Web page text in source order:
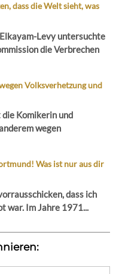
dass die Welt sieht, was
Levy untersuchte
die Verbrechen
Volksverhetzung und
Komikerin und
wegen
Was ist nur aus dir
dass ich
war. Im Jahre 1971...